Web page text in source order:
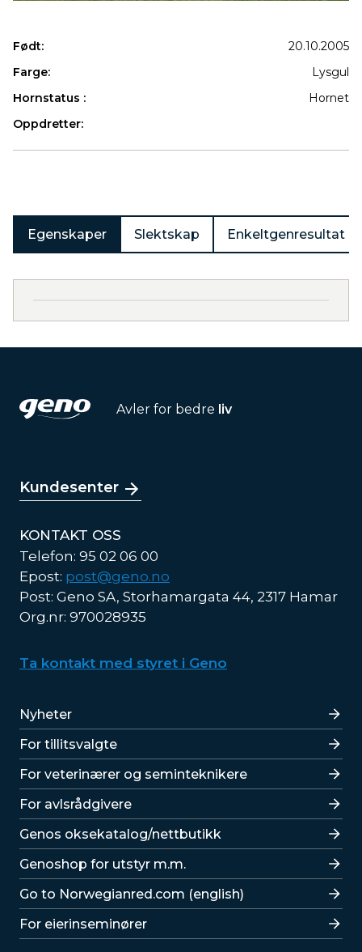
Født:
20.10.2005
Farge:
Lysgul
Hornstatus :
Hornet
Oppdretter:
Egenskaper Slektskap Enkeltgenresultat
Avler for bedre liv
Kundesenter
KONTAKT OSS
Telefon: 95 02 06 00
Epost: post@geno.no
Post: Geno SA, Storhamargata 44, 2317 Hamar
Org.nr: 970028935
Ta kontakt med styret i Geno
Lenker
Nyheter
For tillitsvalgte
For veterinærer og seminteknikere
For avlsrådgivere
Lenker
Genos oksekatalog/nettbutikk
Genoshop for utstyr m.m.
Go to Norwegianred.com (english)
For eierinseminører